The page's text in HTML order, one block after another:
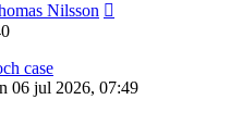
Nilsson
case
06 jul 2026, 07:49